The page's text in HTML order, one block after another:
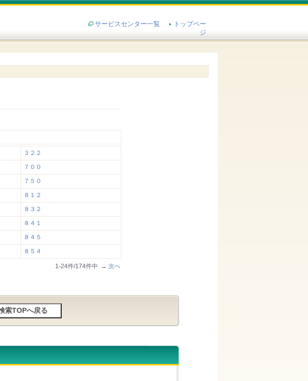
サービスセンター一覧
トップペー
ジ
３２２
７００
７５０
８１２
８３２
８４１
８４５
８５４
1-24件/174件中 → 次へ